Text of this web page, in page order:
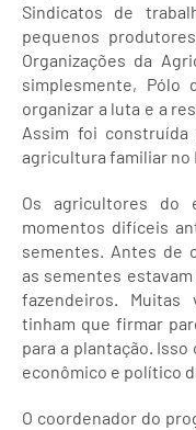
Sindicatos de
pequenos
Organizações da
simplesmente, Pólo
organizar a luta e a
Assim foi
agricultura familiar no
Os agricultores do
momentos difíceis
sementes. Antes de
as sementes
fazendeiros. Muitas
tinham que firmar
para a plantação.
econômico e político
O coordenador do